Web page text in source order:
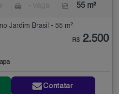
55 m²
Jardim Brasil - 55 m²
R$ 2.500
Contatar